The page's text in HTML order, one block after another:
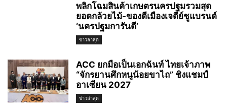
พลิกโฉมสินค้าเกษตรนครปฐมรวมสุด
ยอดกล้วยไม้-ของดีเมืองเจดีย์ชูแบรนด์
‘นครปฐมการันตี’
ข่าวล่าสุด
ACC ยกมือเป็นเอกฉันท์ ไทยเจ้าภาพ
“จักรยานศึกหนูน้อยขาไถ” ชิงแชมป์
อาเซียน 2027
ข่าวล่าสุด